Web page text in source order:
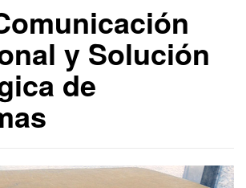
y Solución
de